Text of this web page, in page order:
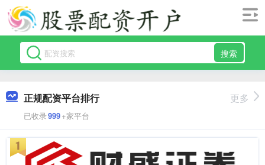
搜索
正规配资平台排行
已收录999+家平台
更多